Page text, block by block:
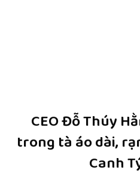
CEO Đỗ Thúy
trong tà áo dài,
Canh